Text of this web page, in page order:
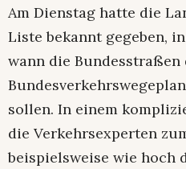
Am Dienstag hatte die
Liste bekannt gegeben,
wann die Bundesstraßen
sollen. In einem
die Verkehrsexperten
beispielsweise wie hoch